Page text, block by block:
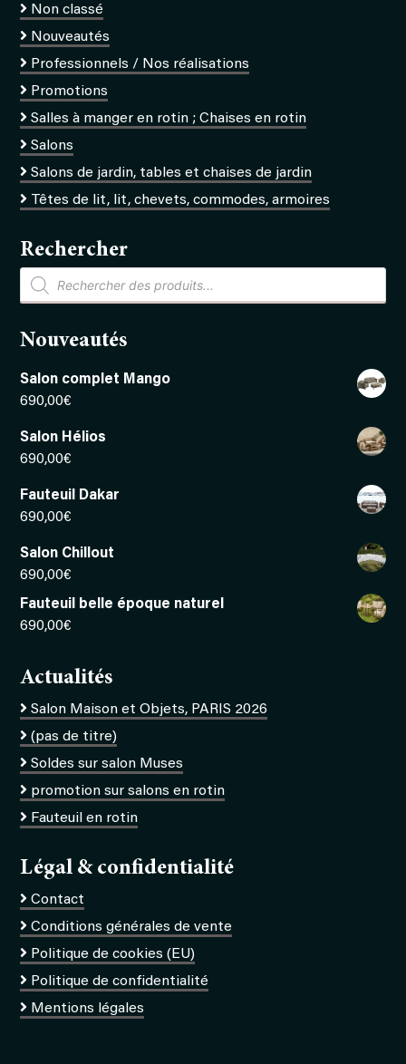
Non classé
Nouveautés
Professionnels / Nos réalisations
Promotions
Salles à manger en rotin ; Chaises en rotin
Salons
Salons de jardin, tables et chaises de jardin
Têtes de lit, lit, chevets, commodes, armoires
Rechercher
Recherche
de
produits
Nouveautés
Salon complet Mango
690,00€
Salon Hélios
690,00€
Fauteuil Dakar
690,00€
Salon Chillout
690,00€
Fauteuil belle époque naturel
690,00€
Actualités
Salon Maison et Objets, PARIS 2026
(pas de titre)
Soldes sur salon Muses
promotion sur salons en rotin
Fauteuil en rotin
Légal & confidentialité
Contact
Conditions générales de vente
Politique de cookies (EU)
Politique de confidentialité
Mentions légales